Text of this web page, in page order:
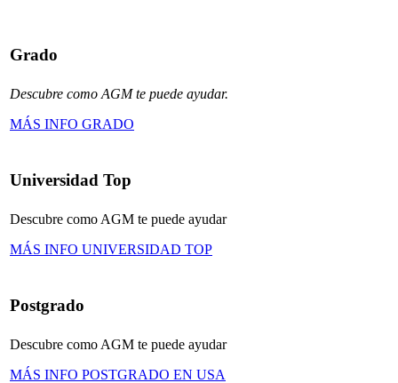
Grado
Descubre como AGM te puede ayudar.
MÁS INFO GRADO
Universidad Top
Descubre como AGM te puede ayudar
MÁS INFO UNIVERSIDAD TOP
Postgrado
Descubre como AGM te puede ayudar
MÁS INFO POSTGRADO EN USA